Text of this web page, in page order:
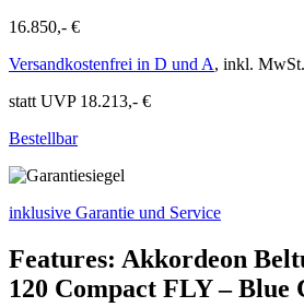
16.850,- €
Versandkostenfrei in D und A, inkl. MwSt.
statt UVP 18.213,- €
Bestellbar
inklusive Garantie und Service
Features: Akkordeon
120 Compact FLY – Blue